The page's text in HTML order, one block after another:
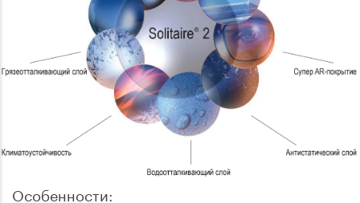
Особенности: